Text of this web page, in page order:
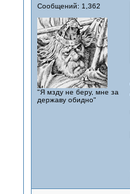
Сообщений: 1,362
"Я мзду не беру, мне за
державу обидно"